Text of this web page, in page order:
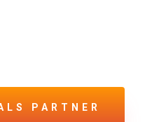
PARTNER